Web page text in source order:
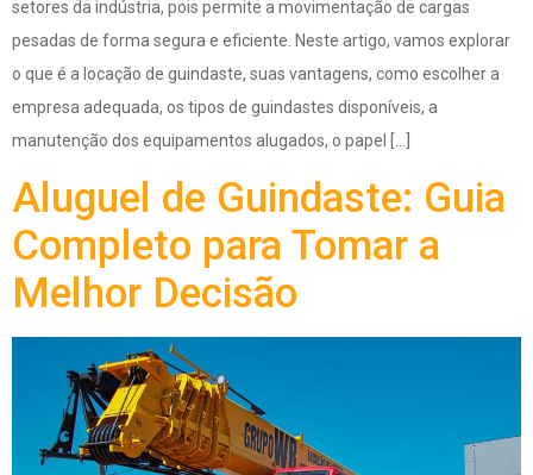
setores da indústria, pois permite a movimentação de cargas
pesadas de forma segura e eficiente. Neste artigo, vamos explorar
o que é a locação de guindaste, suas vantagens, como escolher a
empresa adequada, os tipos de guindastes disponíveis, a
manutenção dos equipamentos alugados, o papel […]
Aluguel de Guindaste: Guia
Completo para Tomar a
Melhor Decisão